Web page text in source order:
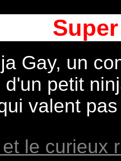
Gay, un
d'un petit
valent
et le curieux